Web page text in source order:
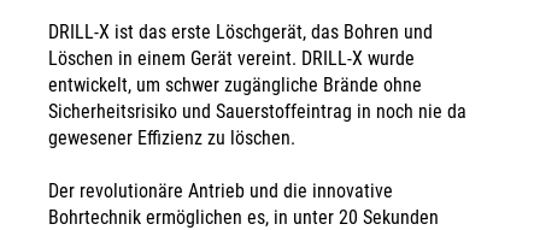
DRILL-X ist das erste Löschgerät, das Bohren und
Löschen in einem Gerät vereint. DRILL-X wurde
entwickelt, um schwer zugängliche Brände ohne
Sicherheitsrisiko und Sauerstoffeintrag in noch nie da
gewesener Effizienz zu löschen.
Der revolutionäre Antrieb und die innovative
Bohrtechnik ermöglichen es, in unter 20 Sekunden